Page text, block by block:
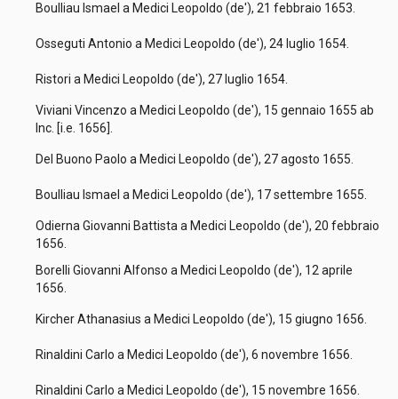
Boulliau Ismael a Medici Leopoldo (de'), 21 febbraio 1653.
Osseguti Antonio a Medici Leopoldo (de'), 24 luglio 1654.
Ristori a Medici Leopoldo (de'), 27 luglio 1654.
Viviani Vincenzo a Medici Leopoldo (de'), 15 gennaio 1655 ab
Inc. [i.e. 1656].
Del Buono Paolo a Medici Leopoldo (de'), 27 agosto 1655.
Boulliau Ismael a Medici Leopoldo (de'), 17 settembre 1655.
Odierna Giovanni Battista a Medici Leopoldo (de'), 20 febbraio
1656.
Borelli Giovanni Alfonso a Medici Leopoldo (de'), 12 aprile
1656.
Kircher Athanasius a Medici Leopoldo (de'), 15 giugno 1656.
Rinaldini Carlo a Medici Leopoldo (de'), 6 novembre 1656.
Rinaldini Carlo a Medici Leopoldo (de'), 15 novembre 1656.